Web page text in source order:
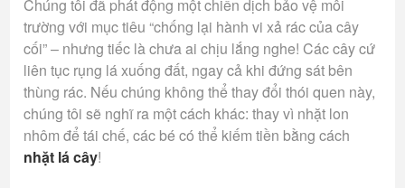
Chúng tôi đã phát động một chiến dịch bảo vệ môi
trường với mục tiêu “chống lại hành vi xả rác của cây
cối” – nhưng tiếc là chưa ai chịu lắng nghe! Các cây cứ
liên tục rụng lá xuống đất, ngay cả khi đứng sát bên
thùng rác. Nếu chúng không thể thay đổi thói quen này,
chúng tôi sẽ nghĩ ra một cách khác: thay vì nhặt lon
nhôm để tái chế, các bé có thể kiếm tiền bằng cách
nhặt lá cây!